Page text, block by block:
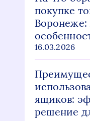
покупке
Воронеже:
16.03.2026
ящиков:
решение